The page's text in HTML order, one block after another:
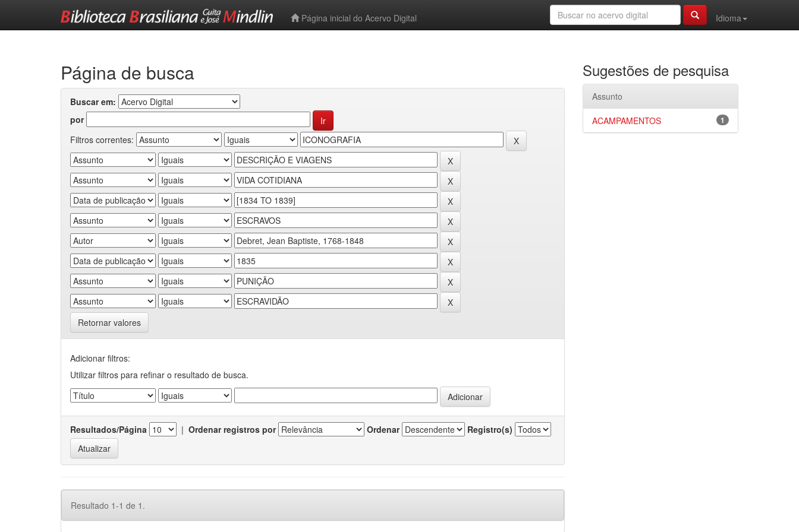
Página inicial do Acervo Digital
Idioma
Página de busca
Buscar em:
por
Filtros correntes:
Retornar valores
Adicionar filtros:
Utilizar filtros para refinar o resultado de busca.
Resultados/Página | Ordenar registros por Ordenar Registro(s)
Resultado 1-1 de 1.
Sugestões de pesquisa
Assunto
1
ACAMPAMENTOS